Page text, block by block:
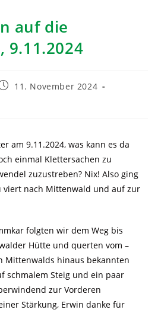
auf die
9.11.2024
11. November 2024
am 9.11.2024, was kann es da
einmal Klettersachen zu
zuzustreben? Nix! Also ging
viert nach Mittenwald und auf zur
folgten wir dem Weg bis
Hütte und querten vom –
Mittenwalds hinaus bekannten
schmalem Steig und ein paar
zur Vorderen
Stärkung, Erwin danke für